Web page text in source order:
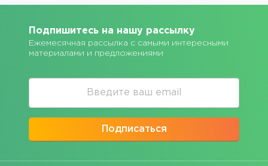
Подпишитесь на нашу рассылку
Ежемесячная рассылка с самыми интересными
материалами и предложениями
Подписаться